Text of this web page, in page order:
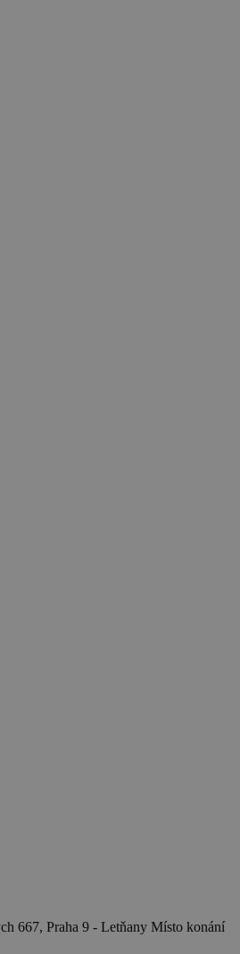
667, Praha 9 - Letňany Místo konání